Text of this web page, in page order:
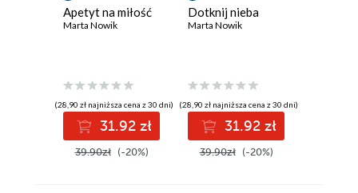
Apetyt na miłość
Marta Nowik
(28,90 zł najniższa cena z 30 dni)
31.92 zł
39.90zł (-20%)
Dotknij nieba
Marta Nowik
(28,90 zł najniższa cena z 30 dni)
31.92 zł
39.90zł (-20%)